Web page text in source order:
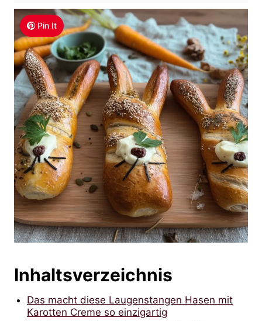
Pin It
Inhaltsverzeichnis
Das macht diese Laugenstangen Hasen mit
Karotten Creme so einzigartig